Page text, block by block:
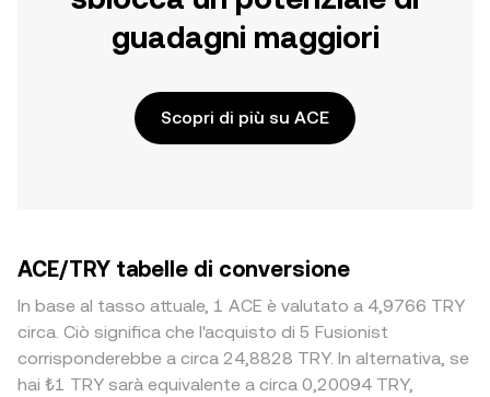
guadagni maggiori
Scopri di più su ACE
ACE/TRY tabelle di conversione
In base al tasso attuale, 1 ACE è valutato a 4,9766 TRY
circa. Ciò significa che l'acquisto di 5 Fusionist
corrisponderebbe a circa 24,8828 TRY. In alternativa, se
hai ₺1 TRY sarà equivalente a circa 0,20094 TRY,